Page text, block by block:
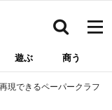
遊ぶ 商う
現できるペーパークラフ